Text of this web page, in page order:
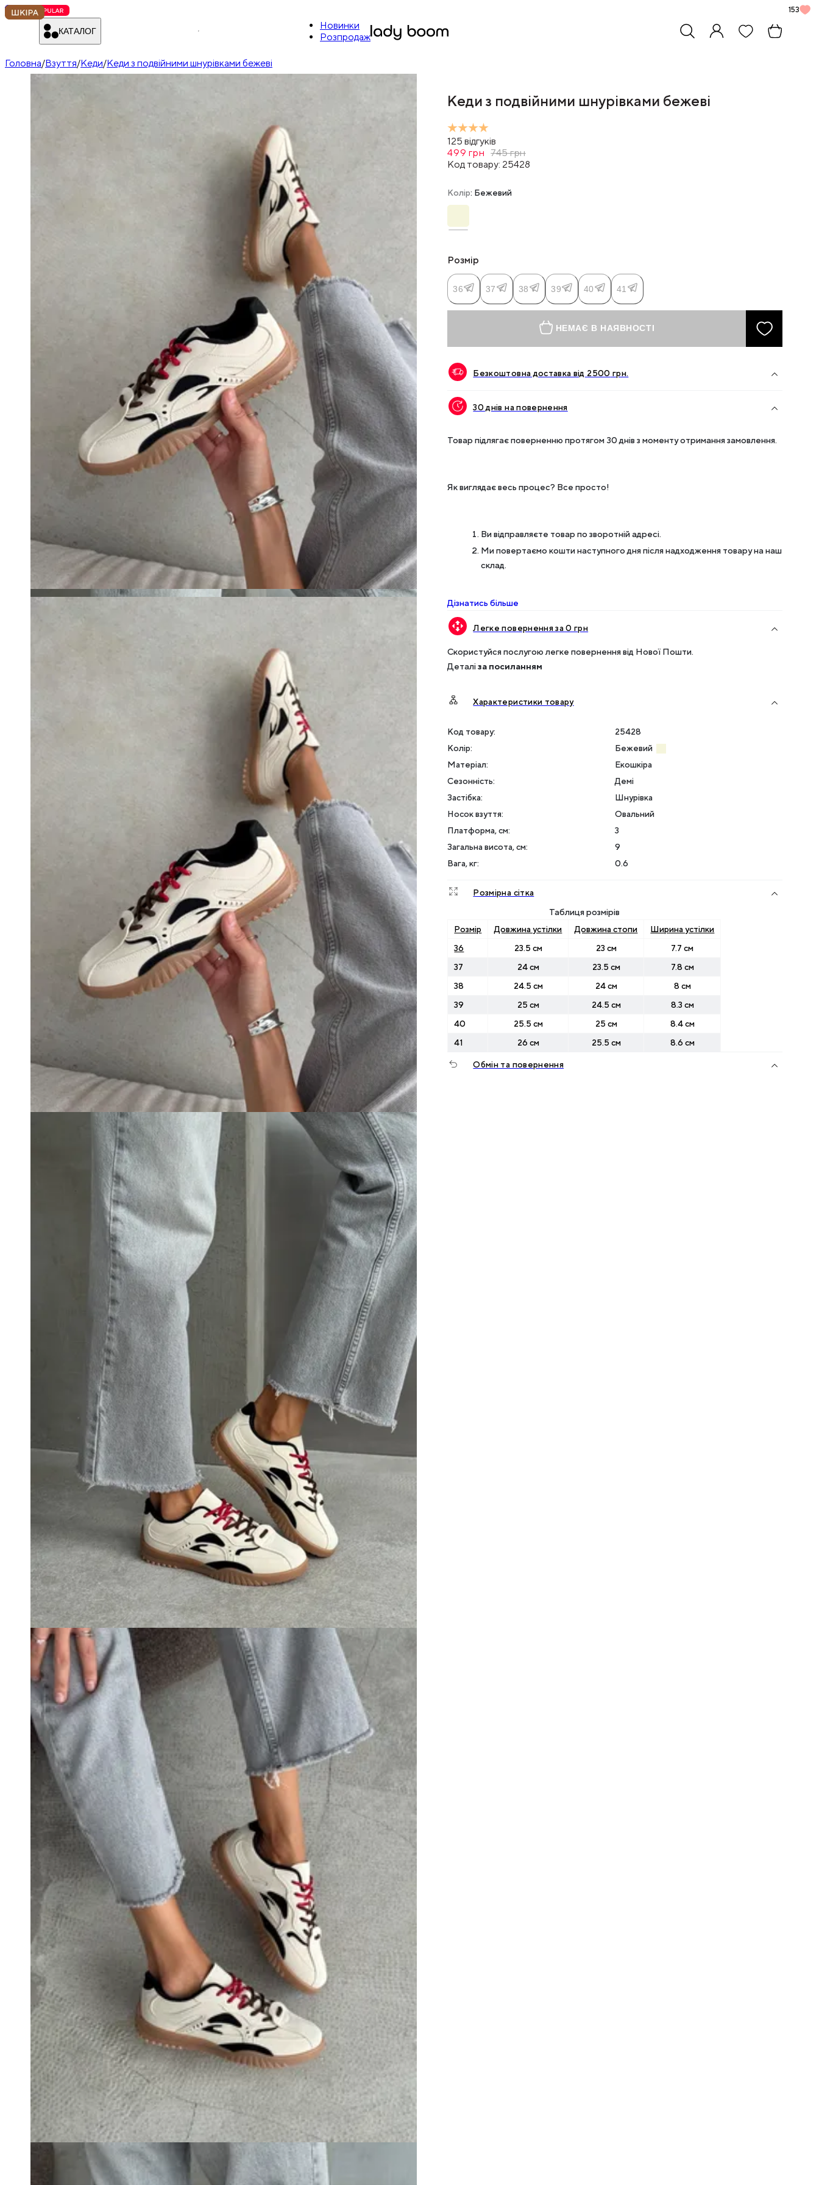
КАТАЛОГ
Новинки
Розпродаж
Головна/Взуття/Кеди/Кеди з подвійними шнурівками бежеві
153
Кеди з подвійними шнурівками бежеві
125 відгуків
499 грн 745грн
Код товару: 25428
Колір: Бежевий
Розмір
36 37 38 39 40 41
НЕМАЄ В НАЯВНОСТІ
Безкоштовна доставка від 2500 грн.
30 днів на повернення
Товар підлягає поверненню протягом 30 днів з моменту отримання замовлення.
Як виглядає весь процес? Все просто!
Ви відправляєте товар по зворотній адресі.
Ми повертаємо кошти наступного дня після надходження товару на наш
склад.
Дізнатись більше
Легке повернення за 0 грн
Скористуйся послугою легке повернення від Нової Пошти.
Деталіза посиланням
Характеристики товару
Код товару:
25428
Колір:
Бежевий
Матеріал:
Екошкіра
Сезонність:
Демі
Застібка:
Шнурівка
Носок взуття:
Овальний
Платформа, см:
3
Загальна висота, см:
9
Вага, кг: 0.6
Розмірна сітка
Розмір Довжина устілки Довжина стопи
Ширина устілки
36
23.5 см 23 см
7.7 см
37
24 см 23.5 см
7.8 см
38
24.5 см 24 см
8 см
39
25 см 24.5 см
8.3 см
40
25.5 см 25 см
8.4 см
41
26 см 25.5 см 8.6 см
Таблиця розмірів
Обмін та повернення